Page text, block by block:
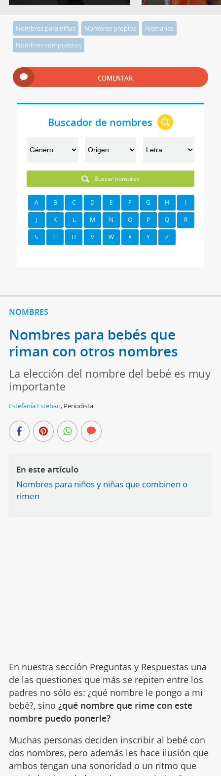
Nombres para niñas Nombres propios
Alemanes
Nombres compuestos
COMENTAR
Buscador de nombres
Buscar nombres
A B C D E F G H I
J K L M N O P Q R
S T U V W X Y Z
NOMBRES
Nombres para bebés que
riman con otros nombres
La elección del nombre del bebé es muy
importante
Estefanía Esteban, Periodista
En este artículo
Nombres para niños y niñas que combinen o
rimen
En nuestra sección Preguntas y Respuestas una
de las questiones que más se repiten entre los
padres no sólo es: ¿qué nombre le pongo a mi
bebé?, sino ¿qué nombre que rime con este
nombre puedo ponerle?
Muchas personas deciden inscribir al bebé con
dos nombres, pero además les hace ilusión que
ambos tengan una sonoridad o un ritmo que